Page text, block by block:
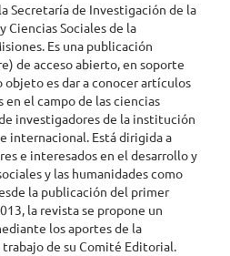
Secretaría de Investigación de la
Ciencias Sociales de la
Es una publicación
de acceso abierto, en soporte
es dar a conocer artículos
el campo de las ciencias
investigadores de la institución
internacional. Está dirigida a
e interesados en el desarrollo y
y las humanidades como
la publicación del primer
la revista se propone un
los aportes de la
de su Comité Editorial.